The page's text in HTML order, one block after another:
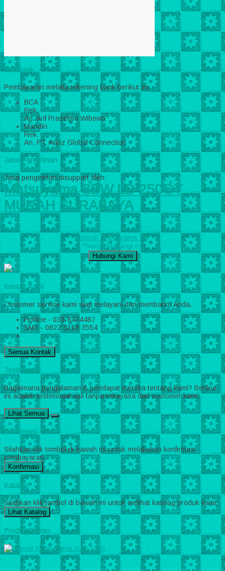
Info Bank
Pembayaran melalui rekening bank berikut ini:
BCA
Rek.
An. Arif Prasetiyo Wibowo
Mandiri
Rek.
An. PT. Anriz Global Connection
Jasa Pengiriman
Jasa pengiriman disupport oleh:
Matsuyama SBW LD 250GT
MURAH SURABAYA
Stavolt Matsuyama SB
*harga hubungi cs
Hubungi Kami
Kontak Kami
Customer service kami siap melayani dan membantu Anda.
Hotline - 031-8474487
SMS - 0822 3168 3554
Semua Kontak
Testimonial
Bagaimana pengalaman & pendapat mereka tentang kami? Berikut
ini adalah testimonial asli tanpa rekayasa dari customer kami.
Lihat Semua
Konfirmasi
Silahkan klik tombol di bawah ini untuk melakukan konfirmasi
pembayaran.
Konfirmasi
Katalog
Silahkan klik tombol di bawah ini untuk melihat katalog produk kami.
Lihat Katalog
Produk Pilihan